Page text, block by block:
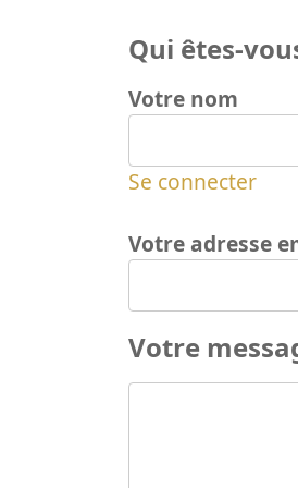
Qui êtes-
Votre nom
Se connecter
Votre adresse
Votre